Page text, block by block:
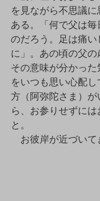
を見ながら不思議
ある。「何で父は毎
のだろう。足は痛
に」。あの頃の父の
その意味が分かっ
をいつも思い心配
方（阿弥陀さま）
ら、お参りせずに
と。
お彼岸が近づいて